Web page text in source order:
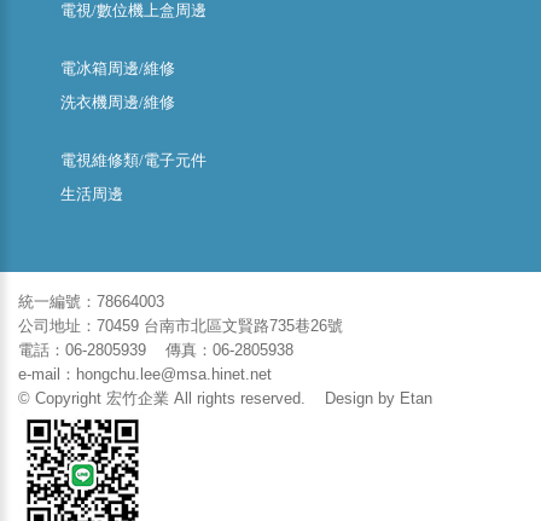
電視/數位機上盒周邊
電冰箱周邊/維修
洗衣機周邊/維修
電視維修類/電子元件
生活周邊
統一編號：78664003
公司地址：70459 台南市北區文賢路735巷26號
電話：06-2805939 傳真：06-2805938
e-mail：hongchu.lee@msa.hinet.net
© Copyright 宏竹企業 All rights reserved. Design by Etan